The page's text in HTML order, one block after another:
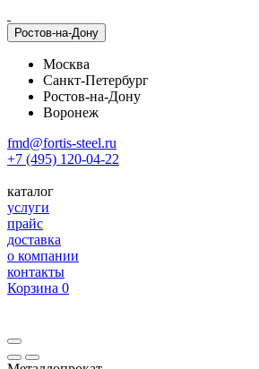
Ростов-на-Дону
Москва
Санкт-Петербург
Ростов-на-Дону
Воронеж
fmd@fortis-steel.ru
+7 (495) 120-04-22
каталог
услуги
прайс
доставка
о компании
контакты
Корзина 0